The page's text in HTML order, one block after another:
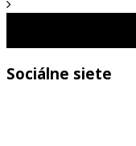
Sociálne siete